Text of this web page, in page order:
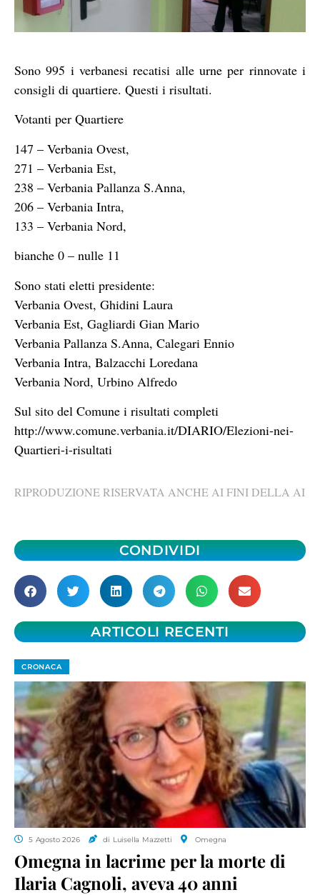
Sono 995 i verbanesi recatisi alle urne per rinnovate i
consigli di quartiere. Questi i risultati.
Votanti per Quartiere
147 – Verbania Ovest,
271 – Verbania Est,
238 – Verbania Pallanza S.Anna,
206 – Verbania Intra,
133 – Verbania Nord,
bianche 0 – nulle 11
Sono stati eletti presidente:
Verbania Ovest, Ghidini Laura
Verbania Est, Gagliardi Gian Mario
Verbania Pallanza S.Anna, Calegari Ennio
Verbania Intra, Balzacchi Loredana
Verbania Nord, Urbino Alfredo
Sul sito del Comune i risultati completi
http://www.comune.verbania.it/DIARIO/Elezioni-nei-
Quartieri-i-risultati
RIPRODUZIONE RISERVATA ANCHE AI FINI DELLA AI
CONDIVIDI
ARTICOLI RECENTI
CRONACA
5 Agosto 2026 di Luisella Mazzetti Omegna
Omegna in lacrime per la morte di
Ilaria Cagnoli, aveva 40 anni